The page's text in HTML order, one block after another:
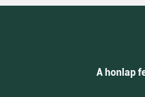
A honlap